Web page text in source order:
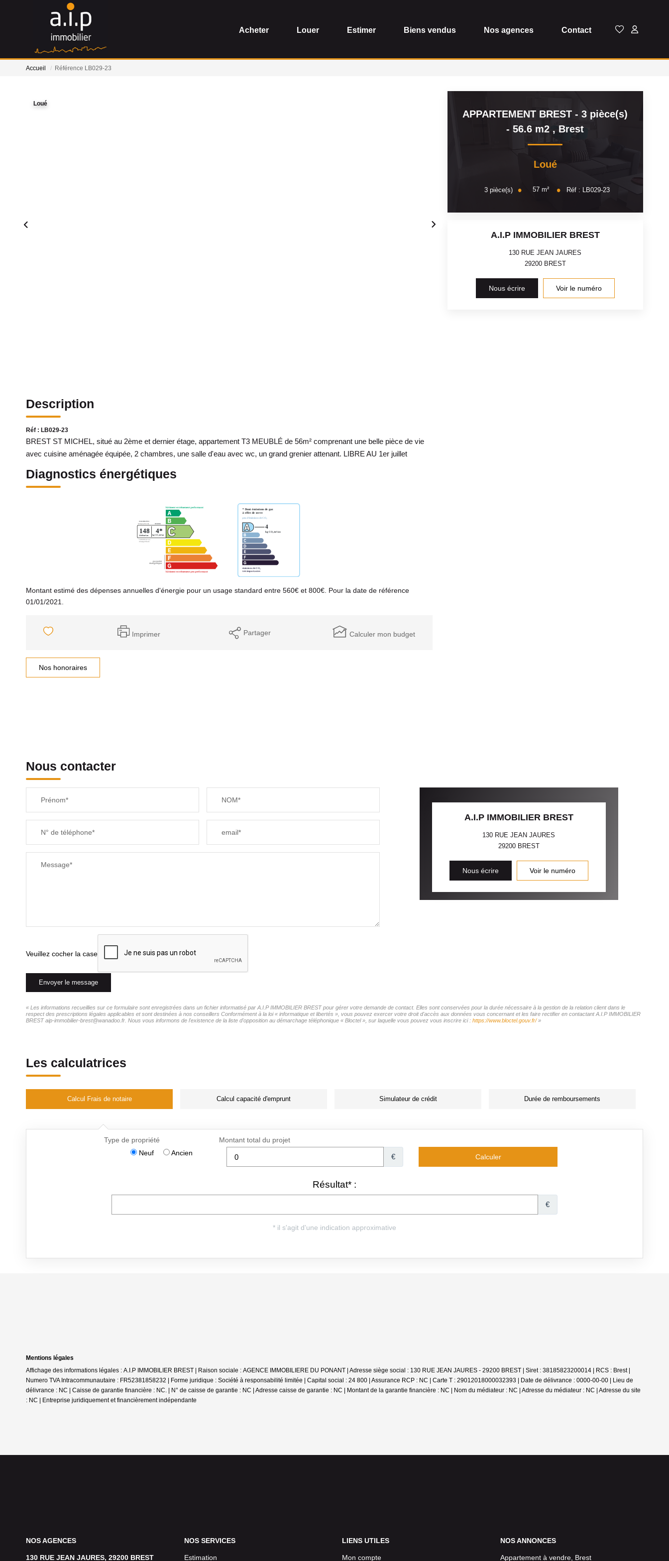
Acheter Louer Estimer Biens vendus Nos agences Contact
Accueil Référence LB029-23
Loué
Description
Réf : LB029-23
BREST ST MICHEL, situé au 2ème et dernier étage, appartement T3 MEUBLÉ de 56m² comprenant une belle pièce de vie
avec cuisine aménagée équipée, 2 chambres, une salle d'eau avec wc, un grand grenier attenant. LIBRE AU 1er juillet
Diagnostics énergétiques
Montant estimé des dépenses annuelles d'énergie pour un usage standard entre 560€ et 800€. Pour la date de référence
01/01/2021.
Imprimer Partager Calculer mon budget
Nos honoraires
APPARTEMENT BREST - 3 pièce(s)
- 56.6 m2 , Brest
Loué
3pièce(s) 57m² Réf : LB029-23
A.I.P IMMOBILIER BREST
130 RUE JEAN JAURES
29200 BREST
Nous écrire Voir le numéro
Nous contacter
Prénom* NOM*
N° de téléphone* email*
Message*
Veuillez cocher la case
Envoyer le message
A.I.P IMMOBILIER BREST
130 RUE JEAN JAURES
29200 BREST
Nous écrire Voir le numéro
« Les informations recueillies sur ce formulaire sont enregistrées dans un fichier informatisé par A.I.P IMMOBILIER BREST pour gérer votre demande de contact. Elles sont conservées pour la durée nécessaire à la gestion de la relation client dans le
respect des prescriptions légales applicables et sont destinées à nos conseillers Conformément à la loi « informatique et libertés », vous pouvez exercer votre droit d'accès aux données vous concernant et les faire rectifier en contactant A.I.P IMMOBILIER
BREST aip-immobilier-brest@wanadoo.fr. Nous vous informons de l'existence de la liste d'opposition au démarchage téléphonique « Bloctel », sur laquelle vous pouvez vous inscrire ici : https://www.bloctel.gouv.fr/»
Les calculatrices
Calcul Frais de notaire Calcul capacité d'emprunt Simulateur de crédit Durée de remboursements
Mentions légales
Affichage des informations légales : A.I.P IMMOBILIER BREST | Raison sociale : AGENCE IMMOBILIERE DU PONANT | Adresse siège social : 130 RUE JEAN JAURES - 29200 BREST | Siret : 38185823200014 | RCS : Brest |
Numero TVA Intracommunautaire : FR52381858232 | Forme juridique : Société à responsabilité limitée | Capital social : 24 800 | Assurance RCP : NC | Carte T : 29012018000032393 | Date de délivrance : 0000-00-00 | Lieu de
délivrance : NC | Caisse de garantie financière : NC. | N° de caisse de garantie : NC | Adresse caisse de garantie : NC | Montant de la garantie financière : NC | Nom du médiateur : NC | Adresse du médiateur : NC | Adresse du site
: NC |
Entreprise juridiquement et financièrement indépendante
NOS AGENCES
130 RUE JEAN JAURES, 29200 BREST
NOS SERVICES
Estimation
LIENS UTILES
Mon compte
NOS ANNONCES
Appartement à vendre, Brest